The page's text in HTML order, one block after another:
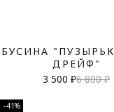
БУСИНА
ДРЕЙФ"
3 500 ₽6 800 ₽
–41%